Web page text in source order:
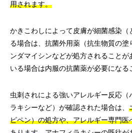
用されます。
かきこわしによって皮膚が細菌感染
る場合は、抗菌外用薬（抗生物質の塗
ンダマイシンなどが処方されること
いる場合は内服の抗菌薬が必要になる
虫刺されによる強いアレルギー反応（
ラキシーなど）が確認された場合は、
ピペン）の処方や、アレルギー専門